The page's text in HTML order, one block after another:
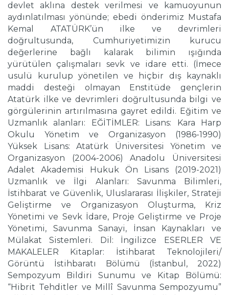
devlet aklına destek verilmesi ve kamuoyunun
aydınlatılması yönünde; ebedi önderimiz Mustafa
Kemal ATATÜRK’ün ilke ve devrimleri
doğrultusunda, Cumhuriyetimizin kurucu
değerlerine bağlı kalarak bilimin ışığında
yürütülen çalışmaları sevk ve idare etti. (İmece
usulü kurulup yönetilen ve hiçbir dış kaynaklı
maddi desteği olmayan Enstitüde gençlerin
Atatürk ilke ve devrimleri doğrultusunda bilgi ve
görgülerinin artırılmasına gayret edildi. Eğitim ve
Uzmanlık alanları: EĞİTİMLER: Lisans: Kara Harp
Okulu Yönetim ve Organizasyon (1986-1990)
Yüksek Lisans: Atatürk Üniversitesi Yönetim ve
Organizasyon (2004-2006) Anadolu Üniversitesi
Adalet Akademisi Hukuk Ön Lisans (2019-2021)
Uzmanlık ve İlgi Alanları: Savunma Bilimleri,
İstihbarat ve Güvenlik, Uluslararası İlişkiler, Strateji
Geliştirme ve Organizasyon Oluşturma, Kriz
Yönetimi ve Sevk İdare, Proje Geliştirme ve Proje
Yönetimi, Savunma Sanayi, İnsan Kaynakları ve
Mülakat Sistemleri. Dil: İngilizce ESERLER VE
MAKALELER Kitaplar: İstihbarat Teknolojileri/
Görüntü İstihbaratı Bölümü (İstanbul, 2022)
Sempozyum Bildiri Sunumu ve Kitap Bölümü:
“Hibrit Tehditler ve Millî Savunma Sempozyumu”